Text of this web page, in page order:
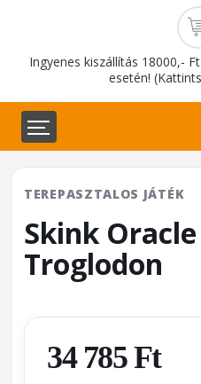
Ingyenes kiszállítás 18000,-
esetén!
TEREPASZTALOS JÁTÉK
Skink
Troglodon
34 785 Ft